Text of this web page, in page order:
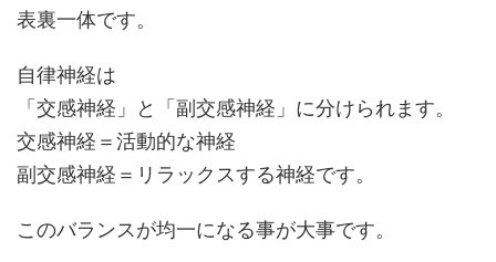
表裏一体です。
自律神経は
「交感神経」と「副交感神経」に分けられます。
交感神経＝活動的な神経
副交感神経＝リラックスする神経です。
このバランスが均一になる事が大事です。